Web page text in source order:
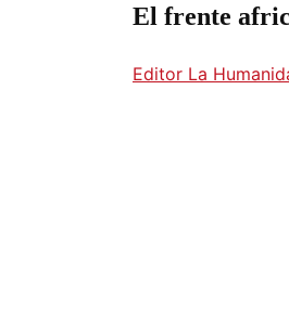
El frente
Editor La